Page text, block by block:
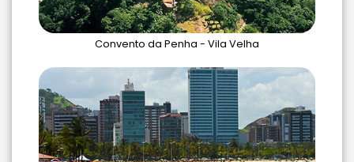
Convento da Penha - Vila Velha